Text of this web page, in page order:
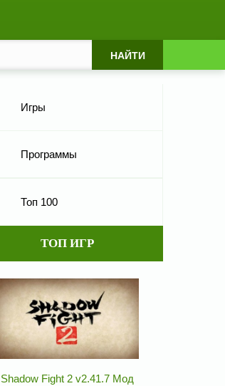
Игры
Программы
Топ 100
ТОП ИГР
Shadow Fight 2 v2.41.7 Мод